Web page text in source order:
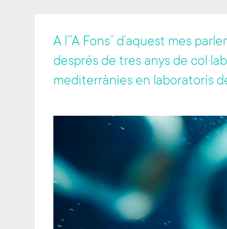
A l’”A Fons” d’aquest mes
després de tres anys de
mediterrànies en laboratoris